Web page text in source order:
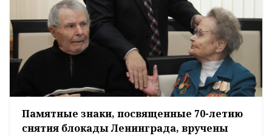
Памятные знаки, посвященные 70-летию
снятия блокады Ленинграда, вручены